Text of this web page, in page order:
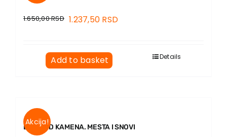
Authors
EU PROJECTS
1.650,00RSD 1.237,50 RSD
Add to basket Details
Akcija!
BROD OD KAMENA. MESTA I SNOVI